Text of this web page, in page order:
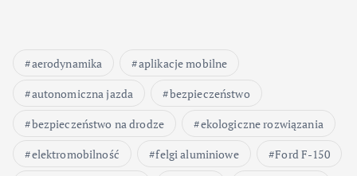
aerodynamika
aplikacje mobilne
autonomiczna jazda
bezpieczeństwo
bezpieczeństwo na drodze
ekologiczne rozwiązania
elektromobilność
felgi aluminiowe
Ford F-150